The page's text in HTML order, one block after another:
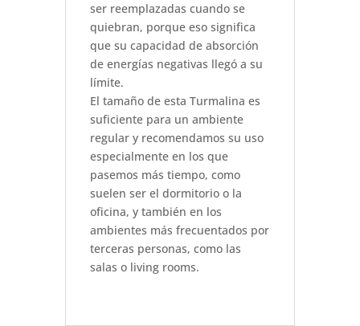
ser reemplazadas cuando se
quiebran, porque eso significa
que su capacidad de absorción
de energías negativas llegó a su
límite.
El tamaño de esta Turmalina es
suficiente para un ambiente
regular y recomendamos su uso
especialmente en los que
pasemos más tiempo, como
suelen ser el dormitorio o la
oficina, y también en los
ambientes más frecuentados por
terceras personas, como las
salas o living rooms.